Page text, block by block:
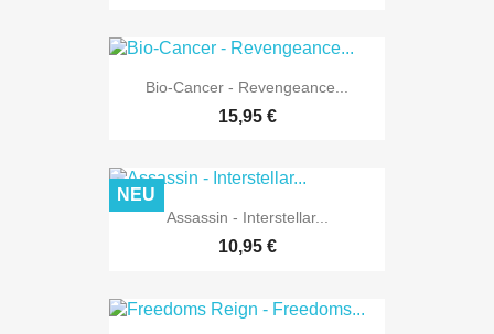
Bio-Cancer - Revengeance...
15,95 €
Assassin - Interstellar...
10,95 €
NEU